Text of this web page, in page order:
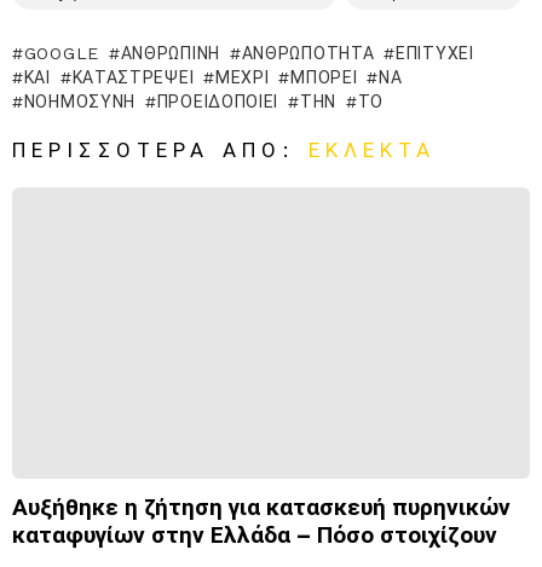
GOOGLE ΑΝΘΡΏΠΙΝΗ ἈΝΘΡΩΠΌΤΗΤΑ
ΕΠΙΤΎΧΕΙ
ΚΑΙ
ΚΑΤΑΣΤΡΈΨΕΙ ΜΈΧΡΙ ΜΠΟΡΕΊ
ΝΑ
ΝΟΗΜΟΣΥΝΗ
ΠΡΟΕΙΔΟΠΟΙΕΊ ΤΗΝ ΤΟ
ΠΕΡΙΣΣΌΤΕΡΑ ΑΠΌ: ΕΚΛΕΚΤΆ
Αυξήθηκε η ζήτηση για κατασκευή πυρηνικών
καταφυγίων στην Ελλάδα – Πόσο στοιχίζουν